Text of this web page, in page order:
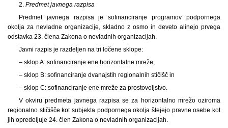
2. Predmet javnega razpisa
Predmet javnega razpisa je sofinanciranje programov podpornega
okolja za nevladne organizacije, skladno z osmo in deveto alinejo prvega
odstavka 23. člena Zakona o nevladnih organizacijah.
Javni razpis je razdeljen na tri ločene sklope:
– sklop A: sofinanciranje ene horizontalne mreže,
– sklop B: sofinanciranje dvanajstih regionalnih stičišč in
– sklop C: sofinanciranje ene mreže za prostovoljstvo.
V okviru predmeta javnega razpisa se za horizontalno mrežo oziroma
regionalno stičišče kot subjekta podpornega okolja štejejo pravne osebe kot
jih opredeljuje 24. člen Zakona o nevladnih organizacijah.